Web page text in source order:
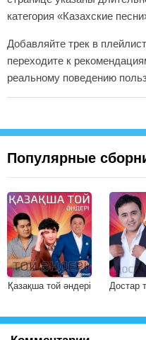
категория «Казахские
Добавляйте трек в
переходите к
реальному поведению
Популярные
Қазақша той әндері Достар